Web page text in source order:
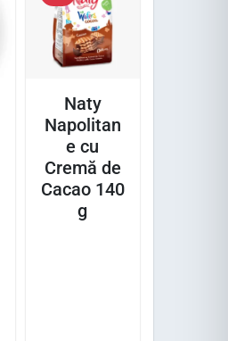
Naty
Napolitan
e cu
Cremă de
Cacao 140
g